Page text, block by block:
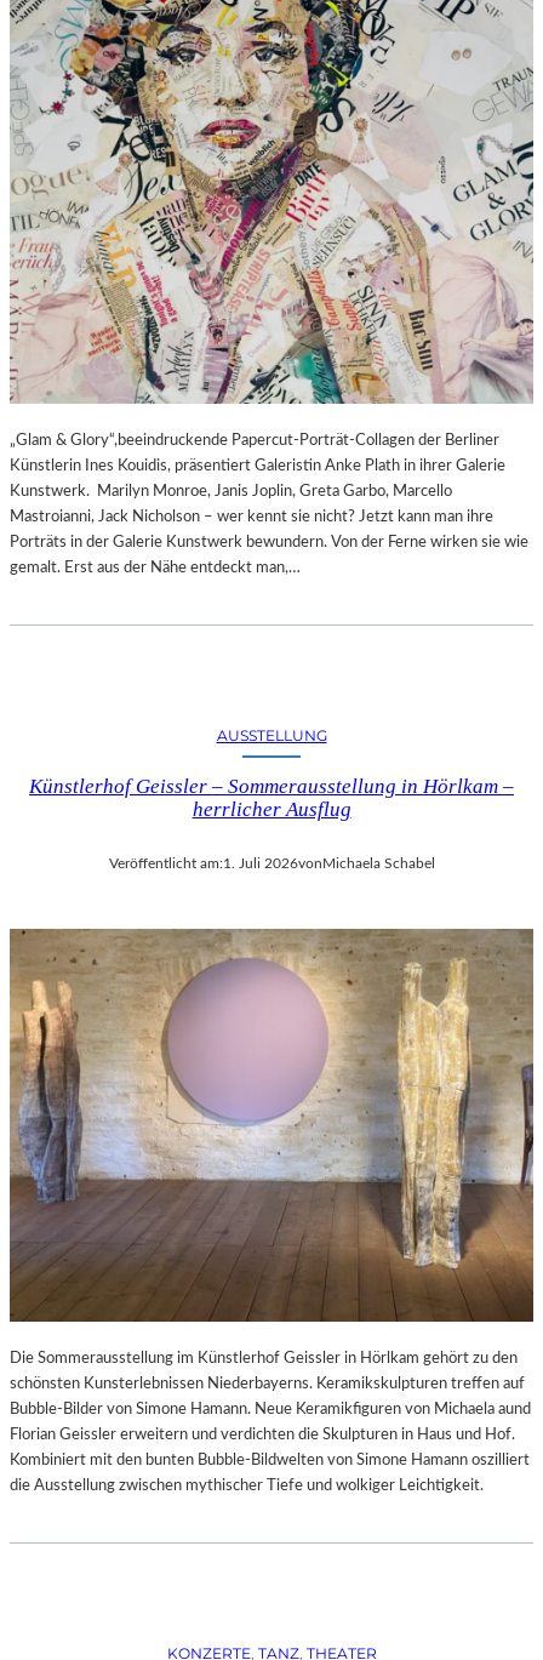
„Glam & Glory“,beeindruckende Papercut-Porträt-Collagen der Berliner
Künstlerin Ines Kouidis, präsentiert Galeristin Anke Plath in ihrer Galerie
Kunstwerk. Marilyn Monroe, Janis Joplin, Greta Garbo, Marcello
Mastroianni, Jack Nicholson – wer kennt sie nicht? Jetzt kann man ihre
Porträts in der Galerie Kunstwerk bewundern. Von der Ferne wirken sie wie
gemalt. Erst aus der Nähe entdeckt man,…
AUSSTELLUNG
Künstlerhof Geissler – Sommerausstellung in Hörlkam –
herrlicher Ausflug
Veröffentlicht am:1. Juli 2026vonMichaela Schabel
Die Sommerausstellung im Künstlerhof Geissler in Hörlkam gehört zu den
schönsten Kunsterlebnissen Niederbayerns. Keramikskulpturen treffen auf
Bubble-Bilder von Simone Hamann. Neue Keramikfiguren von Michaela aund
Florian Geissler erweitern und verdichten die Skulpturen in Haus und Hof.
Kombiniert mit den bunten Bubble-Bildwelten von Simone Hamann oszilliert
die Ausstellung zwischen mythischer Tiefe und wolkiger Leichtigkeit.
KONZERTE, TANZ, THEATER